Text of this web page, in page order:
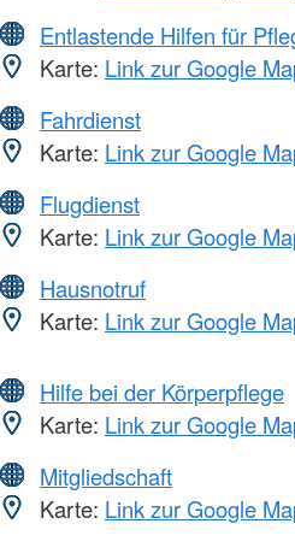
Entlastende Hilfen für
Karte: Link zur Google
Fahrdienst
Karte: Link zur Google
Flugdienst
Karte: Link zur Google
Hausnotruf
Karte: Link zur Google
Hilfe bei der Körperpflege
Karte: Link zur Google
Mitgliedschaft
Karte: Link zur Google